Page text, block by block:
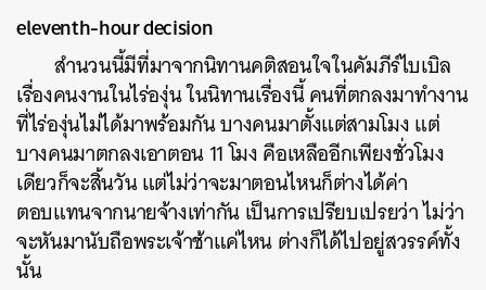
eleventh-hour decision
สำนวนนี้มีที่มาจากนิทานคติสอนใจในคัมภีร์ไบเบิล
เรื่องคนงานในไร่องุ่น ในนิทานเรื่องนี้ คนที่ตกลงมาทำงาน
ที่ไร่องุ่นไม่ได้มาพร้อมกัน บางคนมาตั้งแต่สามโมง แต่
บางคนมาตกลงเอาตอน 11 โมง คือเหลืออีกเพียงชั่วโมง
เดียวก็จะสิ้นวัน แต่ไม่ว่าจะมาตอนไหนก็ต่างได้ค่า
ตอบแทนจากนายจ้างเท่ากัน เป็นการเปรียบเปรยว่า ไม่ว่า
จะหันมานับถือพระเจ้าช้าแค่ไหน ต่างก็ได้ไปอยู่สวรรค์ทั้ง
นั้น